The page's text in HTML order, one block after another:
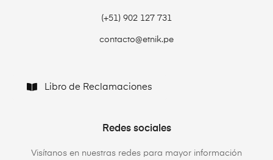
(+51) 902 127 731‬
contacto@etnik.pe
Libro de Reclamaciones
Redes sociales
Visítanos en nuestras redes para mayor información